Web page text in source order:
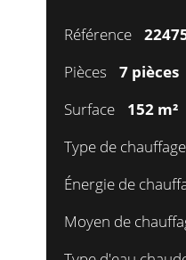
Référence
Pièces
7 pièces
Surface
152 m²
Type de chauffage
Énergie de
Moyen de